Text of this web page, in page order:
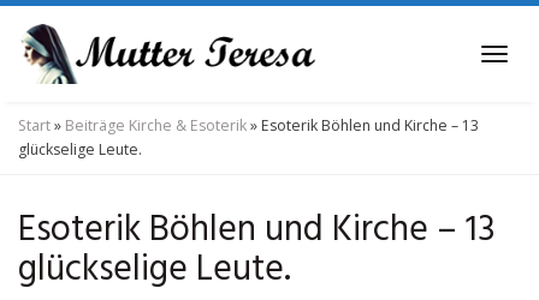
Skip
main
content
Start» Beiträge Kirche & Esoterik» Esoterik Böhlen und Kirche – 13
glückselige Leute.
Esoterik Böhlen und Kirche – 13
glückselige Leute.